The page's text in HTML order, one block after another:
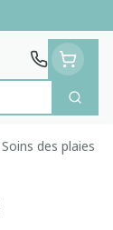
Soins des plaies